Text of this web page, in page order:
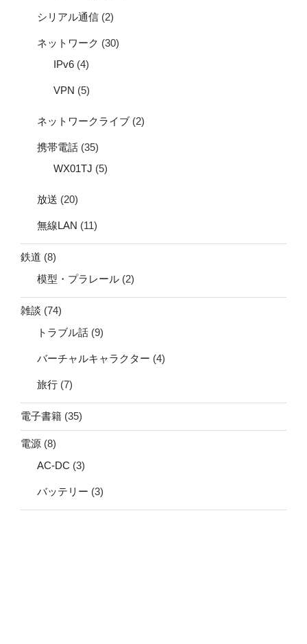
シリアル通信 (2)
ネットワーク (30)
IPv6 (4)
VPN (5)
ネットワークライブ (2)
携帯電話 (35)
WX01TJ (5)
放送 (20)
無線LAN (11)
鉄道 (8)
模型・プラレール (2)
雑談 (74)
トラブル話 (9)
バーチャルキャラクター (4)
旅行 (7)
電子書籍 (35)
電源 (8)
AC-DC (3)
バッテリー (3)